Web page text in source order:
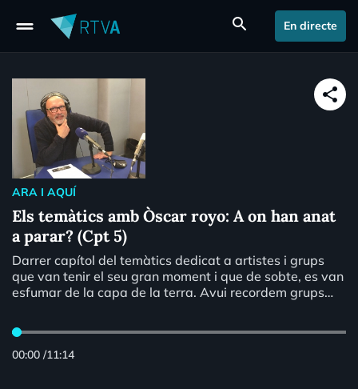
drag_handle search En directe
share
ARA I AQUÍ
Els temàtics amb Òscar royo: A on han anat
a parar? (Cpt 5)
Darrer capítol del temàtics dedicat a artistes i grups
que van tenir el seu gran moment i que de sobte, es van
esfumar de la capa de la terra. Avui recordem grups
Stripes" i solistes, com el "pelma" de James Blunt.
00:00 /11:14